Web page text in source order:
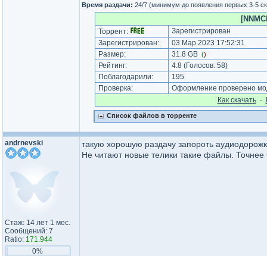
Время раздачи: 24/7 (минимум до появления первых 3-5
Торрент:
Зарегистрирован
Зарегистрирован:
03 Мар 2023 17:52:31
Размер:
31.8 GB ()
Рейтинг: 4.8 (Голосов: 58)
Поблагодарили:
195
Проверка:
Оформление проверено
Как cкачать·
Список файлов в торренте
andrnevski
Стаж: 14 лет 1 мес.
Сообщений: 7
Ratio: 171.944
0%
такую хорошую раздачу запороть
Не читают новые телики такие файлы. Точнее